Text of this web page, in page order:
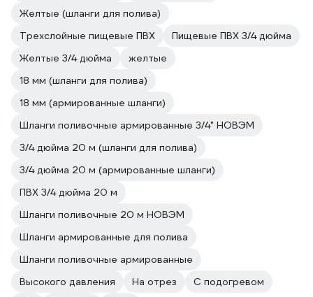
Желтые (шланги для полива)
Трехслойные пищевые ПВХ
Пищевые ПВХ 3/4 дюйма
Желтые 3/4 дюйма
желтые
18 мм (шланги для полива)
18 мм (армированные шланги)
Шланги поливочные армированные 3/4" НОВЭМ
3/4 дюйма 20 м (шланги для полива)
3/4 дюйма 20 м (армированные шланги)
ПВХ 3/4 дюйма 20 м
Шланги поливочные 20 м НОВЭМ
Шланги армированные для полива
Шланги поливочные армированные
Высокого давления
На отрез
С подогревом